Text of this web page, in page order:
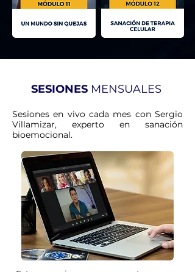
SESIONES MENSUALES
Sesiones en vivo cada mes con Sergio
Villamizar, experto en sanación
bioemocional.